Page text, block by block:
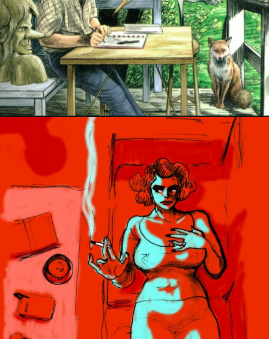
PRESSE
5 février 2019